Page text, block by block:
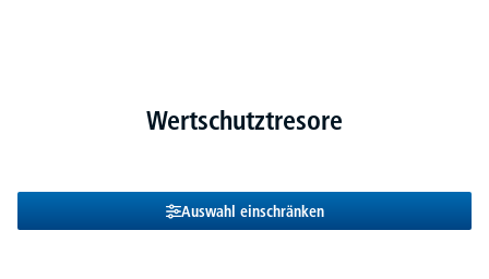
Wertschutztresore
Auswahl einschränken